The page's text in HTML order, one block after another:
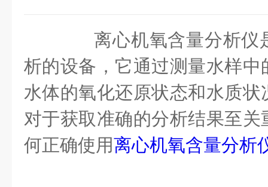
离心机氧含量分析仪
析的设备，它通过测量水样
水体的氧化还原状态和水质
对于获取准确的分析结果至
何正确使用离心机氧含量分析